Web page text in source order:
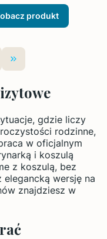
produkt
Przejdź do ostatniej
gdzie liczy
rodzinne,
w oficjalnym
i koszulą
z koszulą, bez
wersję na
znajdziesz w